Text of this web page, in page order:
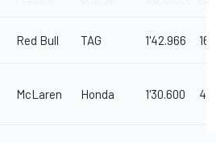
Red Bull TAG 1'42.966
McLaren Honda 1'30.600